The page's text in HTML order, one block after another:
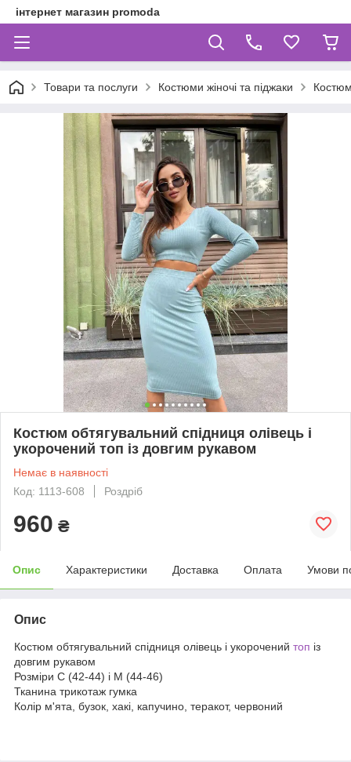
інтернет магазин promoda
Товари та послуги Костюми жіночі та піджаки
Костюм обтягувальний спідниця олівець і
укорочений топ із довгим рукавом
Немає в наявності
Код: 1113-608
Роздріб
960 ₴
Опис Характеристики Доставка Оплата Умови
Опис
Костюм обтягувальний спідниця олівець і укорочений топ із
довгим рукавом
Розміри С (42-44) і М (44-46)
Тканина трикотаж гумка
Колір м'ята, бузок, хакі, капучино, теракот, червоний